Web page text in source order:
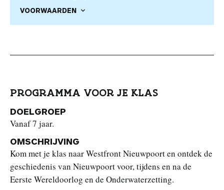
VOORWAARDEN
PROGRAMMA VOOR JE KLAS
DOELGROEP
Vanaf 7 jaar.
OMSCHRIJVING
Kom met je klas naar Westfront Nieuwpoort en ontdek de
geschiedenis van Nieuwpoort voor, tijdens en na de
Eerste Wereldoorlog en de Onderwaterzetting.